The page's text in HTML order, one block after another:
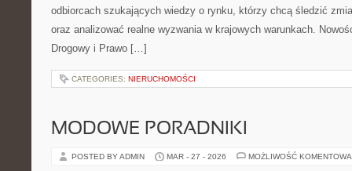
odbiorcach szukających wiedzy o rynku, którzy chcą śledzić
oraz analizować realne wyzwania w krajowych warunkach.
Drogowy i Prawo […]
CATEGORIES: NIERUCHOMOŚCI
MODOWE PORADNIKI
POSTED BY ADMIN MAR - 27 - 2026 MOŻLIWOŚĆ